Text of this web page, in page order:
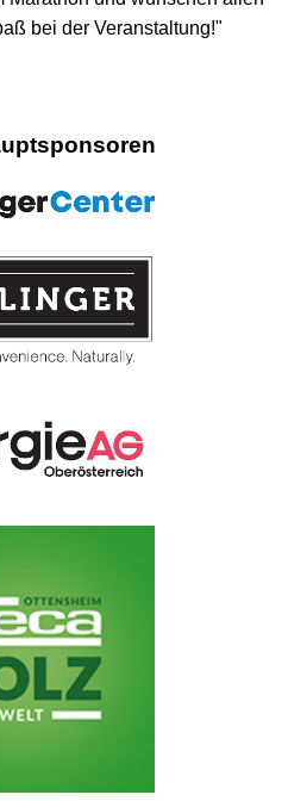
bei der Veranstaltung!"